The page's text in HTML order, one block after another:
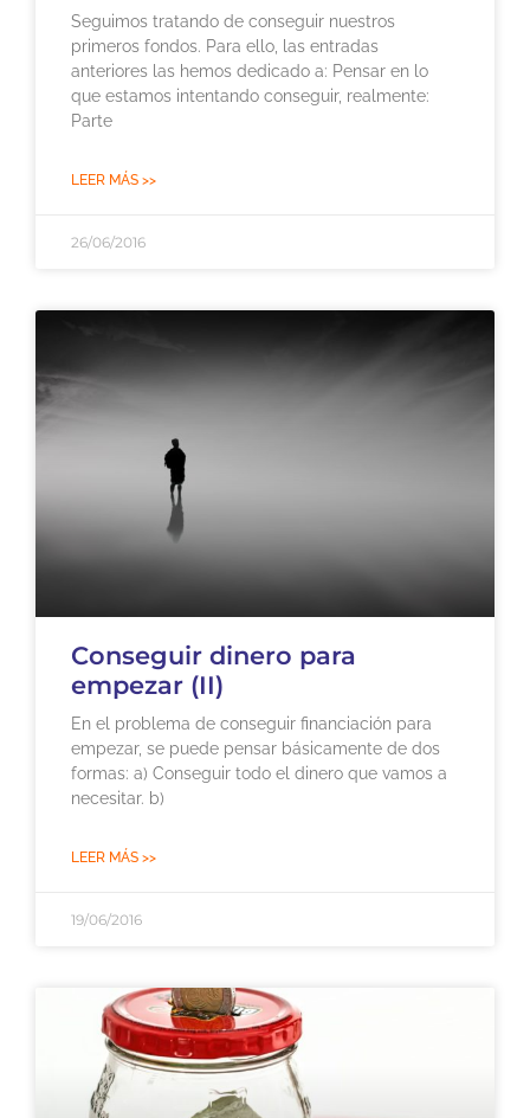
Seguimos tratando de conseguir nuestros
primeros fondos. Para ello, las entradas
anteriores las hemos dedicado a: Pensar en lo
que estamos intentando conseguir, realmente:
Parte
LEER MÁS >>
26/06/2016
Conseguir dinero para
empezar (II)
En el problema de conseguir financiación para
empezar, se puede pensar básicamente de dos
formas: a) Conseguir todo el dinero que vamos a
necesitar. b)
LEER MÁS >>
19/06/2016